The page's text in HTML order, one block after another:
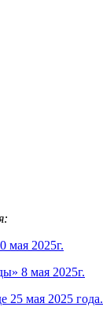
мая 2025г.
8 мая 2025г.
25 мая 2025 года.